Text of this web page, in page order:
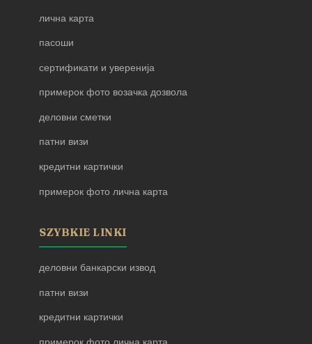
лична карта
пасоши
сертификати и уверенија
примерок фото возачка дозвола
деловни сметки
патни визи
кредитни картички
примерок фото лична карта
SZYBKIE LINKI
деловни банкарски извод
патни визи
кредитни картички